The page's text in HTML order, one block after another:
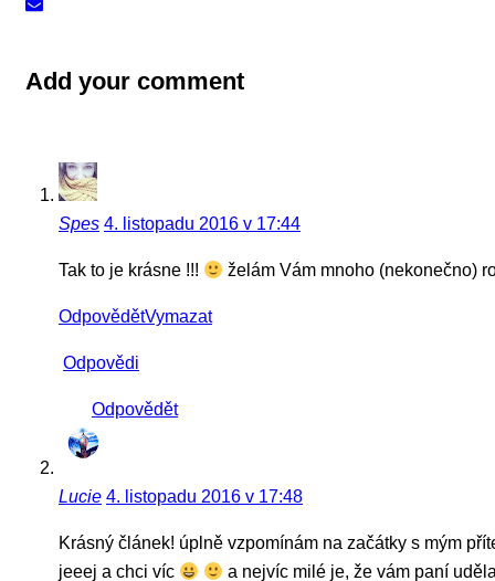
Add your comment
Spes 4. listopadu 2016 v 17:44
Tak to je krásne !!! želám Vám mnoho (nekonečno)
OdpovědětVymazat
Odpovědi
Odpovědět
Lucie 4. listopadu 2016 v 17:48
Krásný článek! úplně vzpomínám na začátky s mým
jeeej a chci víc
a nejvíc milé je, že vám paní